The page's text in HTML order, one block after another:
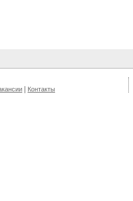
Контакты